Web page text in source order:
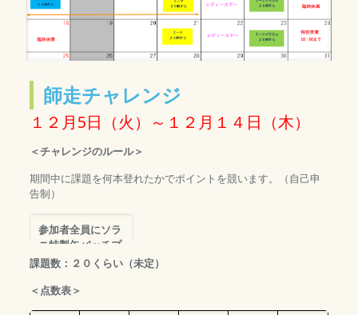
師走チャレンジ
１２月5日（火）～１２月１４日（木）
＜チャレンジのルール＞
期間中に課題を何本登れたかでポイントを競います。（自己申
告制）
参加者全員にソラ
ニ特製缶バッチプ
レゼント！！！
課題数：２０くらい（未定）
＜点数表＞